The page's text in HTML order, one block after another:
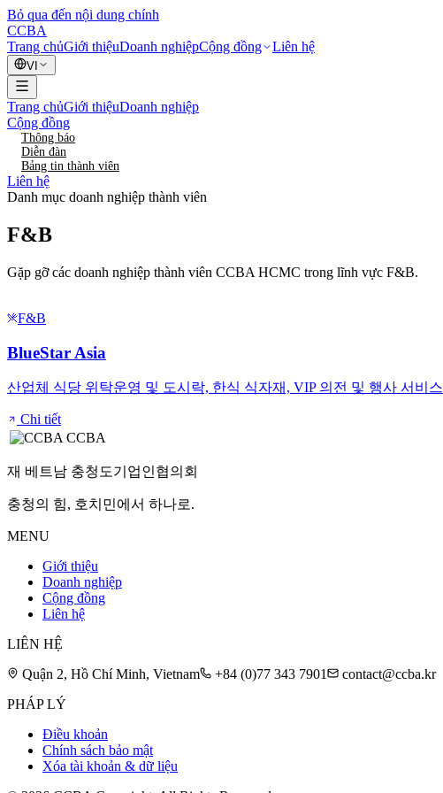
Bỏ qua đến nội dung chính
CCBA
Trang chủGiới thiệuDoanh nghiệpCộng đồng Liên hệ
VI
Trang chủGiới thiệuDoanh nghiệp
Cộng đồng
Thông báo
Diễn đàn
Bảng tin thành viên
Liên hệ
Danh mục doanh nghiệp thành viên
F&B
Gặp gỡ các doanh nghiệp thành viên CCBA HCMC trong lĩnh vực F&B.
F&B
BlueStar Asia
산업체 식당 위탁운영 및 도시락, 한식 식자재, VIP 의전 및 행사 서비스
Chi tiết
CCBA
재 베트남 충청도기업인협의회
충청의 힘, 호치민에서 하나로.
MENU
Giới thiệu
Doanh nghiệp
Cộng đồng
Liên hệ
LIÊN HỆ
Quận 2, Hồ Chí Minh, Vietnam
+84 (0)77 343 7901
contact@ccba.kr
PHÁP LÝ
Điều khoản
Chính sách bảo mật
Xóa tài khoản & dữ liệu